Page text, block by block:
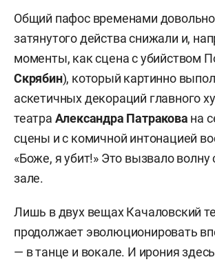
Общий пафос временами
затянутого действа снижали и,
моменты, как сцена с убийством
Скрябин), который картинно
аскетичных декораций главного
театра Александра Патракова на
сцены и с комичной интонацией
«Боже, я убит!» Это вызвало
зале.
Лишь в двух вещах Качаловский
продолжает эволюционировать
— в танце и вокале. И ирония